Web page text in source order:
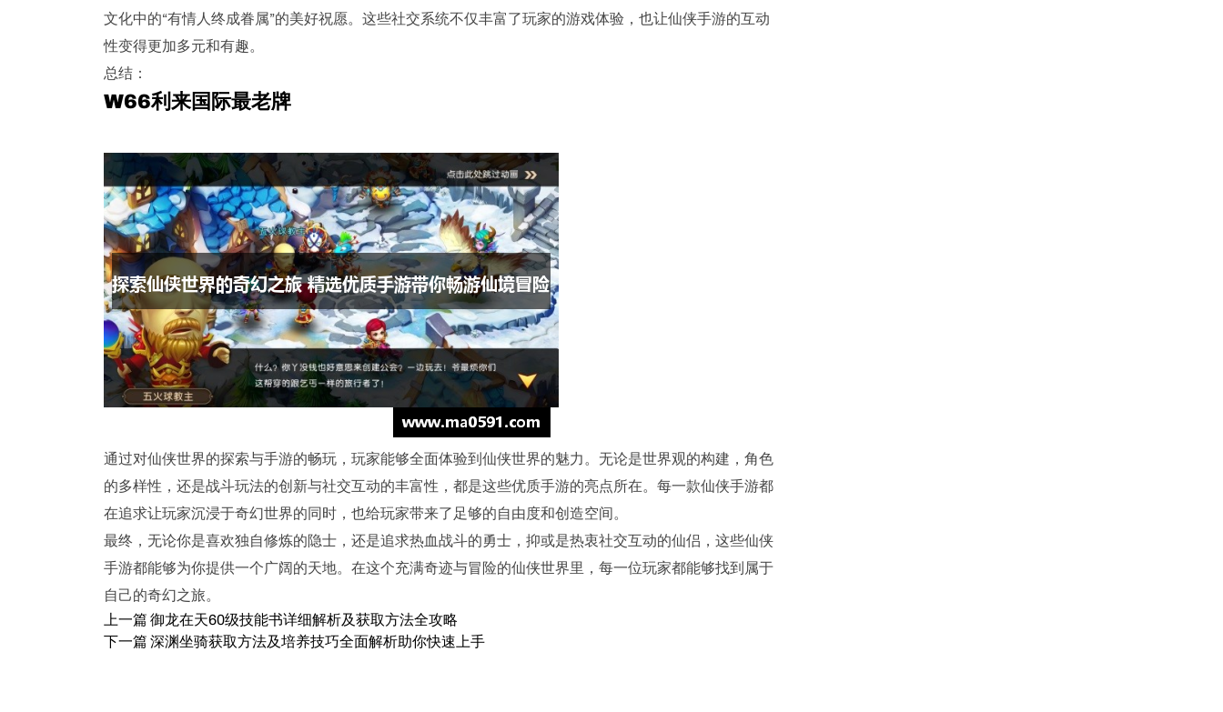
文化中的“有情人终成眷属”的美好祝愿。这些社交系统不仅丰富了玩家的游戏体验，也让仙侠手游的互动
性变得更加多元和有趣。
总结：
W66利来国际最老牌
通过对仙侠世界的探索与手游的畅玩，玩家能够全面体验到仙侠世界的魅力。无论是世界观的构建，角色
的多样性，还是战斗玩法的创新与社交互动的丰富性，都是这些优质手游的亮点所在。每一款仙侠手游都
在追求让玩家沉浸于奇幻世界的同时，也给玩家带来了足够的自由度和创造空间。
最终，无论你是喜欢独自修炼的隐士，还是追求热血战斗的勇士，抑或是热衷社交互动的仙侣，这些仙侠
手游都能够为你提供一个广阔的天地。在这个充满奇迹与冒险的仙侠世界里，每一位玩家都能够找到属于
自己的奇幻之旅。
上一篇 御龙在天60级技能书详细解析及获取方法全攻略
下一篇 深渊坐骑获取方法及培养技巧全面解析助你快速上手